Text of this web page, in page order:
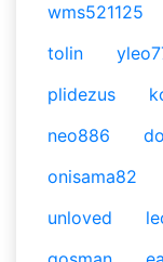
wms521125
tolin
plidezus
neo886
onisama82
unloved